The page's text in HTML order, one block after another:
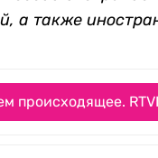
а также
происходящее.